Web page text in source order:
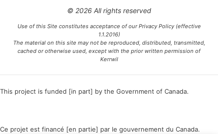
© 2026 All rights reserved
Use of this Site constitutes acceptance of our Privacy Policy (effective
1.1.2016)
The material on this site may not be reproduced, distributed, transmitted,
cached or otherwise used, except with the prior written permission of
Kerrwil
This project is funded [in part] by the Government of Canada.
Ce projet est financé [en partie] par le gouvernement du Canada.